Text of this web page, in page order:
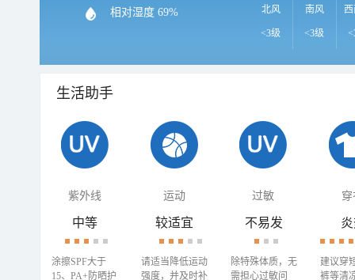
相对湿度 69% 北风
<3级
南风
<3级
生活助手
紫外线 运动 过敏 穿
中等
涂擦SPF大于
15、PA+防晒护
较适宜
请适当降低运动
强度，并及时补
不易发
除特殊体质，无
需担心过敏问
建议穿
裤等清